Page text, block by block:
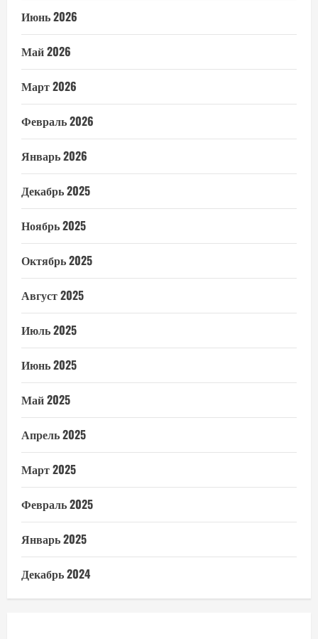
Июнь 2026
Май 2026
Март 2026
Февраль 2026
Январь 2026
Декабрь 2025
Ноябрь 2025
Октябрь 2025
Август 2025
Июль 2025
Июнь 2025
Май 2025
Апрель 2025
Март 2025
Февраль 2025
Январь 2025
Декабрь 2024